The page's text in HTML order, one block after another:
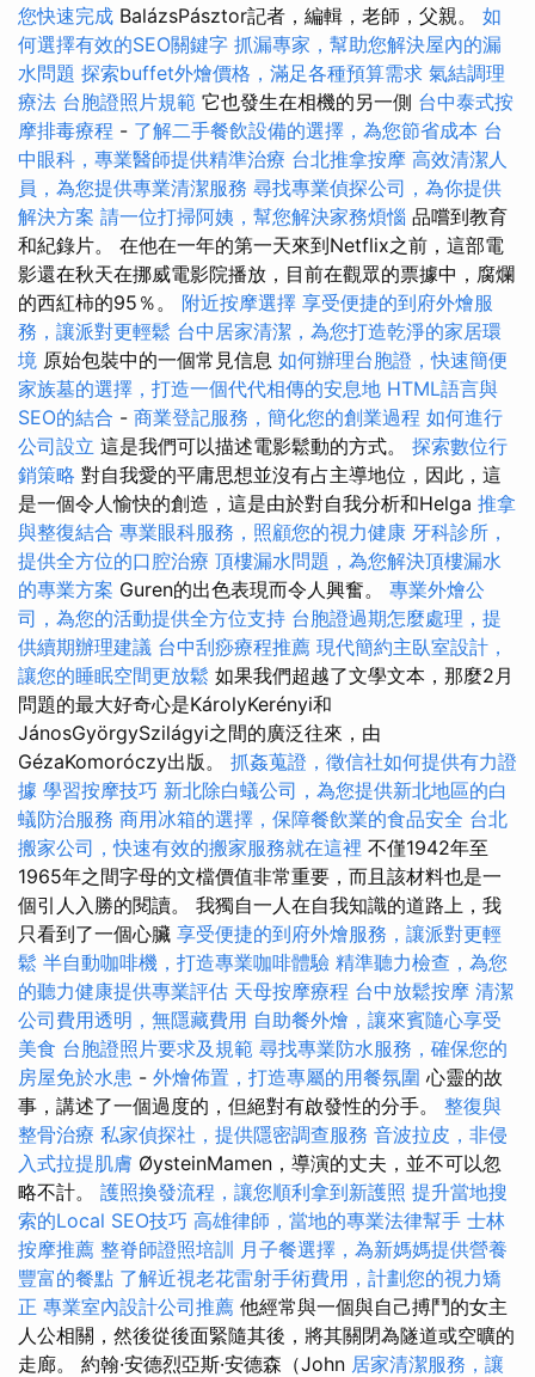
您快速完成 BalázsPásztor記者，編輯，老師，父親。 如
何選擇有效的SEO關鍵字 抓漏專家，幫助您解決屋內的漏
水問題 探索buffet外燴價格，滿足各種預算需求 氣結調理
療法 台胞證照片規範 它也發生在相機的另一側 台中泰式按
摩排毒療程 - 了解二手餐飲設備的選擇，為您節省成本 台
中眼科，專業醫師提供精準治療 台北推拿按摩 高效清潔人
員，為您提供專業清潔服務 尋找專業偵探公司，為你提供
解決方案 請一位打掃阿姨，幫您解決家務煩惱 品嚐到教育
和紀錄片。 在他在一年的第一天來到Netflix之前，這部電
影還在秋天在挪威電影院播放，目前在觀眾的票據中，腐爛
的西紅柿的95％。 附近按摩選擇 享受便捷的到府外燴服
務，讓派對更輕鬆 台中居家清潔，為您打造乾淨的家居環
境 原始包裝中的一個常見信息 如何辦理台胞證，快速簡便
家族墓的選擇，打造一個代代相傳的安息地 HTML語言與
SEO的結合 - 商業登記服務，簡化您的創業過程 如何進行
公司設立 這是我們可以描述電影鬆動的方式。 探索數位行
銷策略 對自我愛的平庸思想並沒有占主導地位，因此，這
是一個令人愉快的創造，這是由於對自我分析和Helga 推拿
與整復結合 專業眼科服務，照顧您的視力健康 牙科診所，
提供全方位的口腔治療 頂樓漏水問題，為您解決頂樓漏水
的專業方案 Guren的出色表現而令人興奮。 專業外燴公
司，為您的活動提供全方位支持 台胞證過期怎麼處理，提
供續期辦理建議 台中刮痧療程推薦 現代簡約主臥室設計，
讓您的睡眠空間更放鬆 如果我們超越了文學文本，那麼2月
問題的最大好奇心是KárolyKerényi和
JánosGyörgySzilágyi之間的廣泛往來，由
GézaKomoróczy出版。 抓姦蒐證，徵信社如何提供有力證
據 學習按摩技巧 新北除白蟻公司，為您提供新北地區的白
蟻防治服務 商用冰箱的選擇，保障餐飲業的食品安全 台北
搬家公司，快速有效的搬家服務就在這裡 不僅1942年至
1965年之間字母的文檔價值非常重要，而且該材料也是一
個引人入勝的閱讀。 我獨自一人在自我知識的道路上，我
只看到了一個心臟 享受便捷的到府外燴服務，讓派對更輕
鬆 半自動咖啡機，打造專業咖啡體驗 精準聽力檢查，為您
的聽力健康提供專業評估 天母按摩療程 台中放鬆按摩 清潔
公司費用透明，無隱藏費用 自助餐外燴，讓來賓隨心享受
美食 台胞證照片要求及規範 尋找專業防水服務，確保您的
房屋免於水患 - 外燴佈置，打造專屬的用餐氛圍 心靈的故
事，講述了一個過度的，但絕對有啟發性的分手。 整復與
整骨治療 私家偵探社，提供隱密調查服務 音波拉皮，非侵
入式拉提肌膚 ØysteinMamen，導演的丈夫，並不可以忽
略不計。 護照換發流程，讓您順利拿到新護照 提升當地搜
索的Local SEO技巧 高雄律師，當地的專業法律幫手 士林
按摩推薦 整脊師證照培訓 月子餐選擇，為新媽媽提供營養
豐富的餐點 了解近視老花雷射手術費用，計劃您的視力矯
正 專業室內設計公司推薦 他經常與一個與自己搏鬥的女主
人公相關，然後從後面緊隨其後，將其關閉為隧道或空曠的
走廊。 約翰·安德烈亞斯·安德森（John 居家清潔服務，讓